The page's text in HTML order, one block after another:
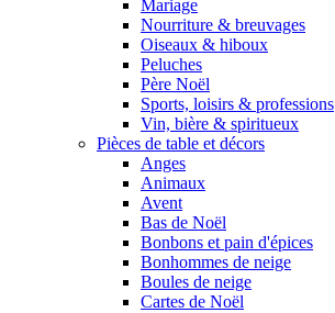
Mariage
Nourriture & breuvages
Oiseaux & hiboux
Peluches
Père Noël
Sports, loisirs & professions
Vin, bière & spiritueux
Pièces de table et décors
Anges
Animaux
Avent
Bas de Noël
Bonbons et pain d'épices
Bonhommes de neige
Boules de neige
Cartes de Noël